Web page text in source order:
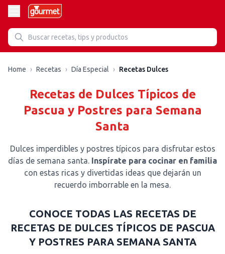
Home › Recetas › Día Especial › Recetas Dulces
Recetas de Dulces Típicos de
Pascua y Postres para Semana
Santa
Dulces imperdibles y postres típicos para disfrutar estos
días de semana santa. Inspírate para cocinar en familia
con estas ricas y divertidas ideas que dejarán un
recuerdo imborrable en la mesa.
CONOCE TODAS LAS RECETAS DE
RECETAS DE DULCES TÍPICOS DE PASCUA
Y POSTRES PARA SEMANA SANTA